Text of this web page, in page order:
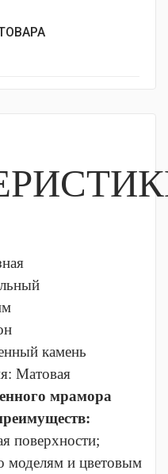
камень
Матовая
мрамора
поверхности;
и цветовым